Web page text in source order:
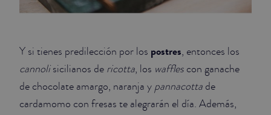
Y si tienes predilección por los postres, entonces los
cannolisicilianos de ricotta, los waffles con ganache
de chocolate amargo, naranja y pannacotta de
cardamomo con fresas te alegrarán el día. Además,